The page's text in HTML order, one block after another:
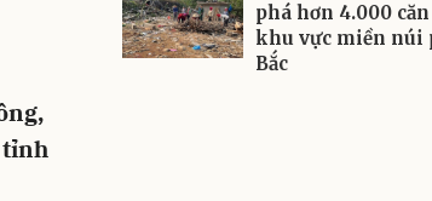
tỉnh
phá hơn 4.000
khu vực miền núi
Bắc
Gửi